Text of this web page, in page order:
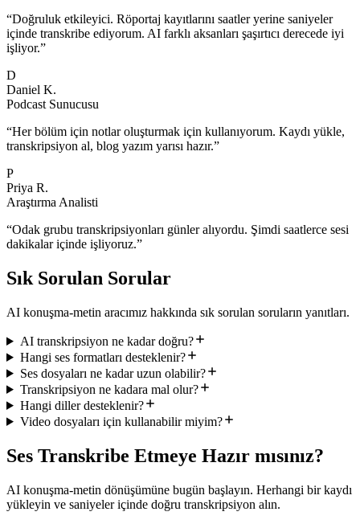
“Doğruluk etkileyici. Röportaj kayıtlarını saatler yerine saniyeler
içinde transkribe ediyorum. AI farklı aksanları şaşırtıcı derecede iyi
işliyor.”
D
Daniel K.
Podcast Sunucusu
“Her bölüm için notlar oluşturmak için kullanıyorum. Kaydı yükle,
transkripsiyon al, blog yazım yarısı hazır.”
P
Priya R.
Araştırma Analisti
“Odak grubu transkripsiyonları günler alıyordu. Şimdi saatlerce sesi
dakikalar içinde işliyoruz.”
Sık Sorulan Sorular
AI konuşma-metin aracımız hakkında sık sorulan soruların yanıtları.
AI transkripsiyon ne kadar doğru?
Hangi ses formatları desteklenir?
Ses dosyaları ne kadar uzun olabilir?
Transkripsiyon ne kadara mal olur?
Hangi diller desteklenir?
Video dosyaları için kullanabilir miyim?
Ses Transkribe Etmeye Hazır mısınız?
AI konuşma-metin dönüşümüne bugün başlayın. Herhangi bir kaydı
yükleyin ve saniyeler içinde doğru transkripsiyon alın.